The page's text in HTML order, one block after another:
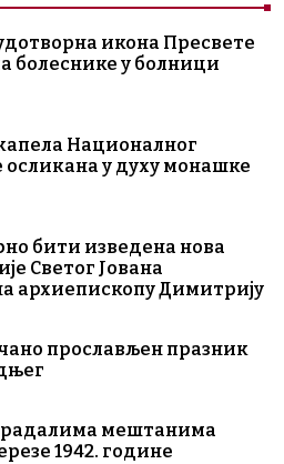
икона Пресвете
болеснике у болници
Националног
осликана у духу монашке
бити изведена нова
Светог Јована
архиепископу Димитрију
прослављен празник
мештанима
1942. године